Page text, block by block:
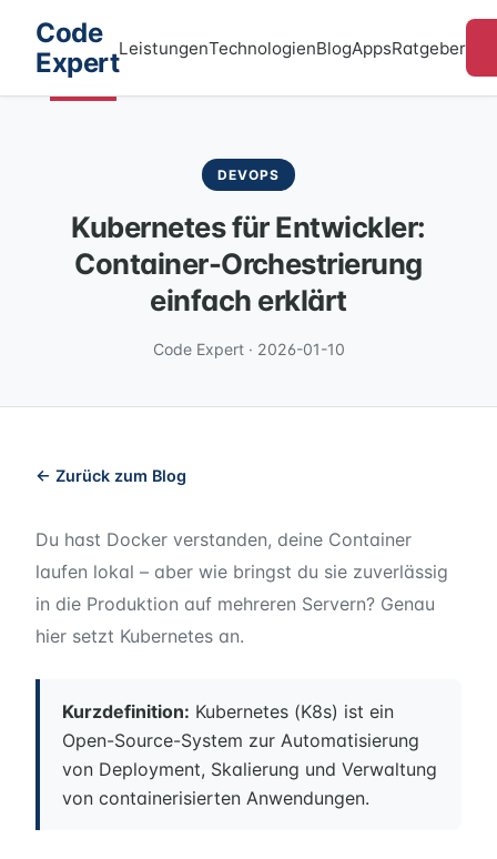
Code
ExpertLeistungenTechnologienBlogAppsRatgeber
DEVOPS
Kubernetes für Entwickler:
Container-Orchestrierung
einfach erklärt
Code Expert · 2026-01-10
← Zurück zum Blog
Du hast Docker verstanden, deine Container
laufen lokal – aber wie bringst du sie zuverlässig
in die Produktion auf mehreren Servern? Genau
hier setzt Kubernetes an.
Kurzdefinition: Kubernetes (K8s) ist ein
Open-Source-System zur Automatisierung
von Deployment, Skalierung und Verwaltung
von containerisierten Anwendungen.